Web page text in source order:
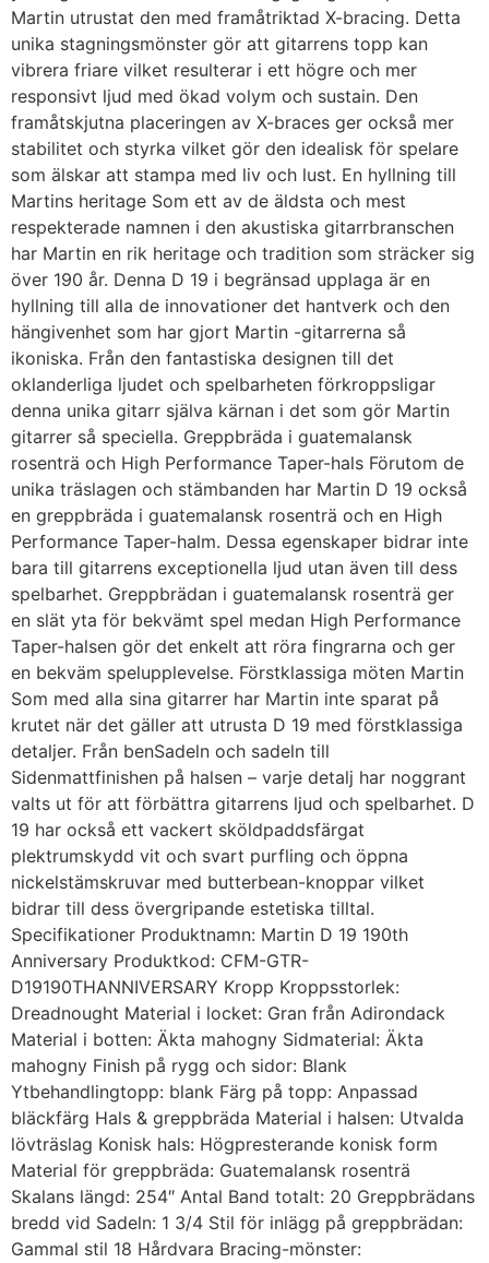
Martin utrustat den med framåtriktad X-bracing. Detta
unika stagningsmönster gör att gitarrens topp kan
vibrera friare vilket resulterar i ett högre och mer
responsivt ljud med ökad volym och sustain. Den
framåtskjutna placeringen av X-braces ger också mer
stabilitet och styrka vilket gör den idealisk för spelare
som älskar att stampa med liv och lust. En hyllning till
Martins heritage Som ett av de äldsta och mest
respekterade namnen i den akustiska gitarrbranschen
har Martin en rik heritage och tradition som sträcker sig
över 190 år. Denna D 19 i begränsad upplaga är en
hyllning till alla de innovationer det hantverk och den
hängivenhet som har gjort Martin -gitarrerna så
ikoniska. Från den fantastiska designen till det
oklanderliga ljudet och spelbarheten förkroppsligar
denna unika gitarr själva kärnan i det som gör Martin
gitarrer så speciella. Greppbräda i guatemalansk
rosenträ och High Performance Taper-hals Förutom de
unika träslagen och stämbanden har Martin D 19 också
en greppbräda i guatemalansk rosenträ och en High
Performance Taper-halm. Dessa egenskaper bidrar inte
bara till gitarrens exceptionella ljud utan även till dess
spelbarhet. Greppbrädan i guatemalansk rosenträ ger
en slät yta för bekvämt spel medan High Performance
Taper-halsen gör det enkelt att röra fingrarna och ger
en bekväm spelupplevelse. Förstklassiga möten Martin
Som med alla sina gitarrer har Martin inte sparat på
krutet när det gäller att utrusta D 19 med förstklassiga
detaljer. Från benSadeln och sadeln till
Sidenmattfinishen på halsen – varje detalj har noggrant
valts ut för att förbättra gitarrens ljud och spelbarhet. D
19 har också ett vackert sköldpaddsfärgat
plektrumskydd vit och svart purfling och öppna
nickelstämskruvar med butterbean-knoppar vilket
bidrar till dess övergripande estetiska tilltal.
Specifikationer Produktnamn: Martin D 19 190th
Anniversary Produktkod: CFM-GTR-
D19190THANNIVERSARY Kropp Kroppsstorlek:
Dreadnought Material i locket: Gran från Adirondack
Material i botten: Äkta mahogny Sidmaterial: Äkta
mahogny Finish på rygg och sidor: Blank
Ytbehandlingtopp: blank Färg på topp: Anpassad
bläckfärg Hals & greppbräda Material i halsen: Utvalda
lövträslag Konisk hals: Högpresterande konisk form
Material för greppbräda: Guatemalansk rosenträ
Skalans längd: 254″ Antal Band totalt: 20 Greppbrädans
bredd vid Sadeln: 1 3/4 Stil för inlägg på greppbrädan:
Gammal stil 18 Hårdvara Bracing-mönster: